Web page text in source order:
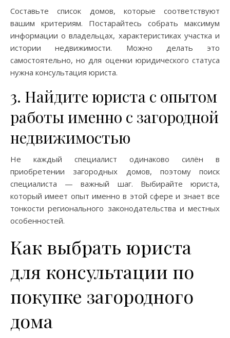
Составьте список домов, которые соответствуют
вашим критериям. Постарайтесь собрать максимум
информации о владельцах, характеристиках участка и
истории недвижимости. Можно делать это
самостоятельно, но для оценки юридического статуса
нужна консультация юриста.
3. Найдите юриста с опытом
работы именно с загородной
недвижимостью
Не каждый специалист одинаково силён в
приобретении загородных домов, поэтому поиск
специалиста — важный шаг. Выбирайте юриста,
который имеет опыт именно в этой сфере и знает все
тонкости регионального законодательства и местных
особенностей.
Как выбрать юриста
для консультации по
покупке загородного
дома